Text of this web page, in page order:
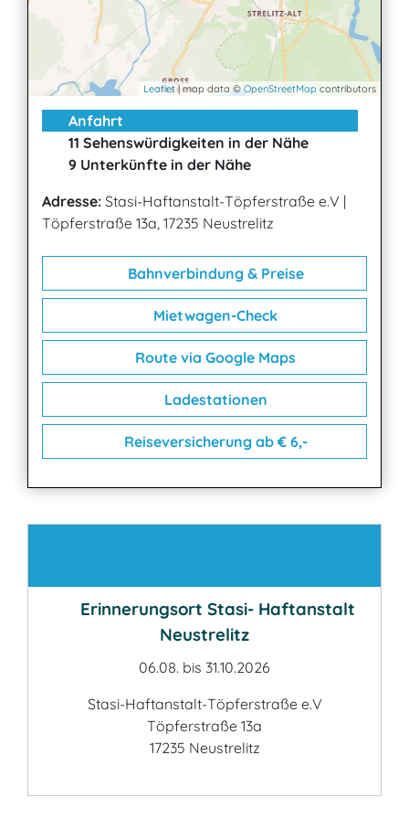
Leaflet| map data © OpenStreetMap contributors
Anfahrt
11 Sehenswürdigkeiten in der Nähe
9 Unterkünfte in der Nähe
Adresse: Stasi-Haftanstalt-Töpferstraße e.V |
Töpferstraße 13a, 17235 Neustrelitz
Bahnverbindung & Preise
Mietwagen-Check
Route via Google Maps
Ladestationen
Reiseversicherung ab € 6,-
Erinnerungsort Stasi- Haftanstalt
Neustrelitz
06.08. bis 31.10.2026
Stasi-Haftanstalt-Töpferstraße e.V
Töpferstraße 13a
17235 Neustrelitz